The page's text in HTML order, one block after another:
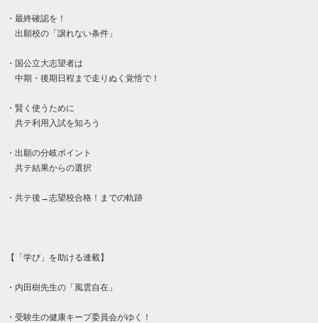
・最終確認を！
出願校の「譲れない条件」
・国公立大志望者は
中期・後期日程まで走りぬく覚悟で！
・賢く使うために
共テ利用入試を知ろう
・出願の分岐ポイント
共テ結果からの選択
・共テ後→志望校合格！までの軌跡
【「学び」を助ける連載】
・内田樹先生の「風雲自在」
・受験生の健康キープ委員会がゆく！